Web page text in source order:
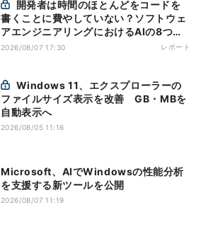
書くことに費やしていない？ソフトウェ
アエンジニアリングにおけるAIの8つの
神話への賛否
2026/08/07 17:30 レポート
ファイルサイズ表示を改善 GB・MBを
自動表示へ
2026/08/05 11:16
Microsoft、AIでWindowsの性能分析
を支援する新ツールを公開
2026/08/07 11:19